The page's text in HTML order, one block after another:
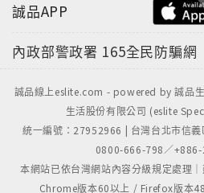
誠品APP
內政部警政署 165全民防騙網
誠品線上eslite.com - powered by 誠品
生活股份有限公司 (eslite
統一編號：27952966 | 台灣台北市信義
0800-666-798／
本網站已依台灣網站內容分級規定處理
Chrome版本60以上 / Firefox版本